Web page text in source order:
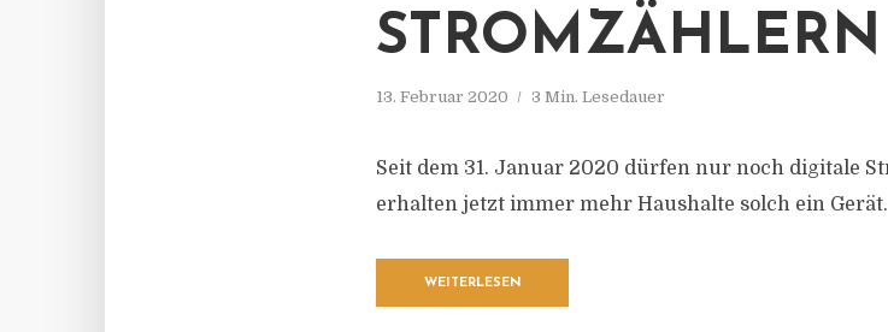
13. Februar 2020 3 Min. Lesedauer
Seit dem 31. Januar 2020 dürfen nur noch digitale
erhalten jetzt immer mehr Haushalte solch ein Gerät.
WEITERLESEN